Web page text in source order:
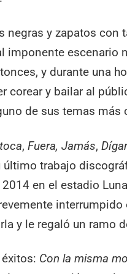
negras y zapatos con
imponente escenario
y durante una
corear y bailar al
de sus temas más
,Fuera, Jamás,
trabajo
en el estadio
interrumpido
y le regaló un ramo
Con la misma